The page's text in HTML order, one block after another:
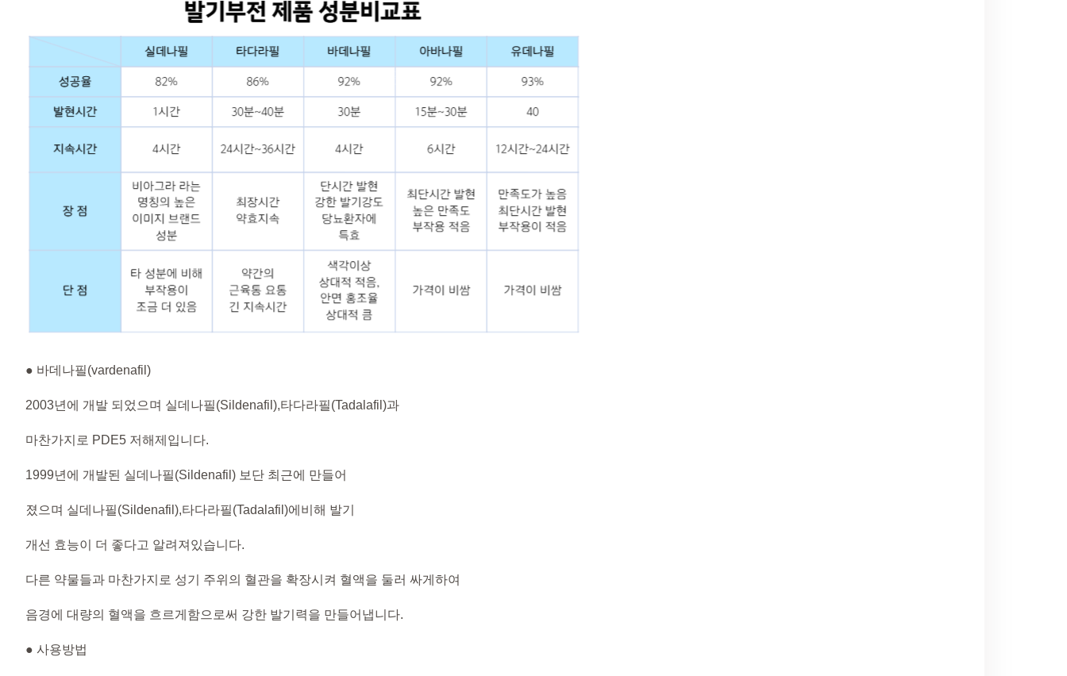
● 바데나필(vardenafil)
2003년에 개발 되었으며 실데나필(Sildenafil),타다라필(Tadalafil)과
마찬가지로 PDE5 저해제입니다.
1999년에 개발된 실데나필(Sildenafil) 보단 최근에 만들어
졌으며 실데나필(Sildenafil),타다라필(Tadalafil)에비해 발기
개선 효능이 더 좋다고 알려져있습니다.
다른 약물들과 마찬가지로 성기 주위의 혈관을 확장시켜 혈액을 둘러 싸게하여
음경에 대량의 혈액을 흐르게함으로써 강한 발기력을 만들어냅니다.
● 사용방법